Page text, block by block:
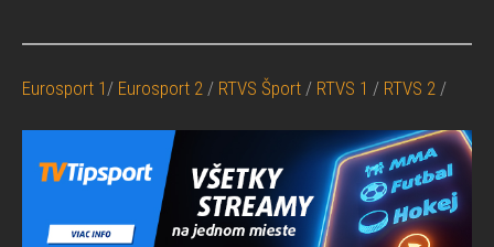
Eurosport 1 / Eurosport 2 / RTVS Šport / RTVS 1 / RTVS 2 /